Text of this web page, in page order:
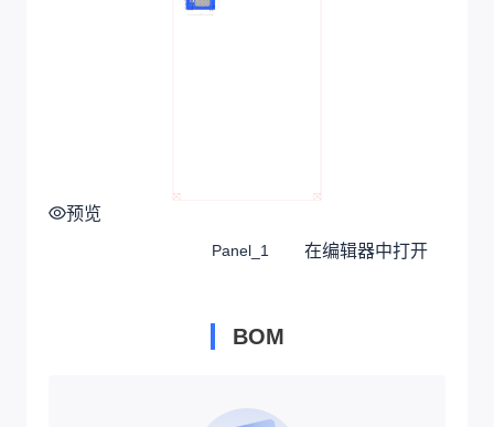
预览
Panel_1 在编辑器中打开
BOM